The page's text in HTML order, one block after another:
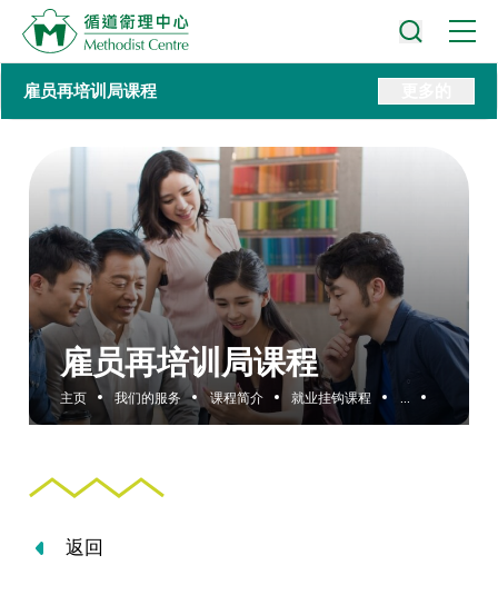
雇员再培训局课程
主页 我们的服务 课程简介 就业挂钩课程 ...
雇员再培训局课程
返回